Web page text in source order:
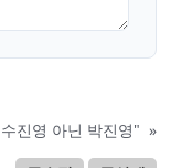
진영 아닌 박진영" »